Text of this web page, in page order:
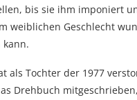
bis sie ihm imponiert
weiblichen Geschlecht
kann.
als Tochter der 1977
Drehbuch